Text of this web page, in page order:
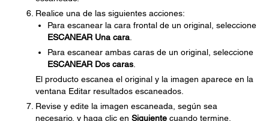
Realice una de las siguientes acciones:
Para escanear la cara frontal de un original, seleccione
ESCANEAR Una cara
Para escanear ambas caras de un original, seleccione
ESCANEAR Dos caras
El producto escanea el original y la imagen aparece en la
ventana Editar resultados escaneados.
Revise y edite la imagen escaneada, según sea
necesario, y haga clic en Siguiente cuando termine.